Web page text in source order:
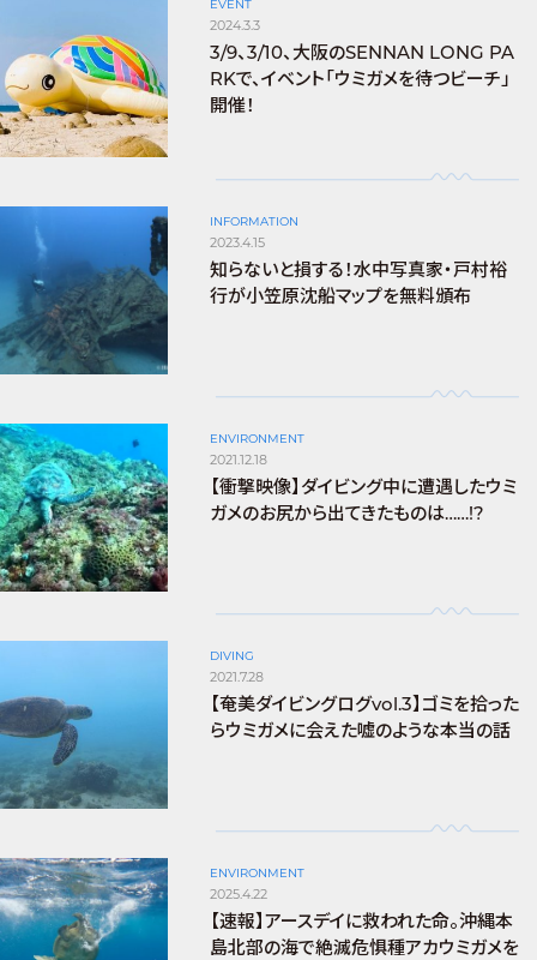
EVENT
2024.3.3
3/9、3/10、大阪のSENNAN LONG PA
RKで、イベント「ウミガメを待つビーチ」
開催！
INFORMATION
2023.4.15
知らないと損する！水中写真家・戸村裕
行が小笠原沈船マップを無料頒布
ENVIRONMENT
2021.12.18
【衝撃映像】ダイビング中に遭遇したウミ
ガメのお尻から出てきたものは……!?
DIVING
2021.7.28
【奄美ダイビングログvol.3】ゴミを拾った
らウミガメに会えた嘘のような本当の話
ENVIRONMENT
2025.4.22
【速報】アースデイに救われた命。沖縄本
島北部の海で絶滅危惧種アカウミガメを